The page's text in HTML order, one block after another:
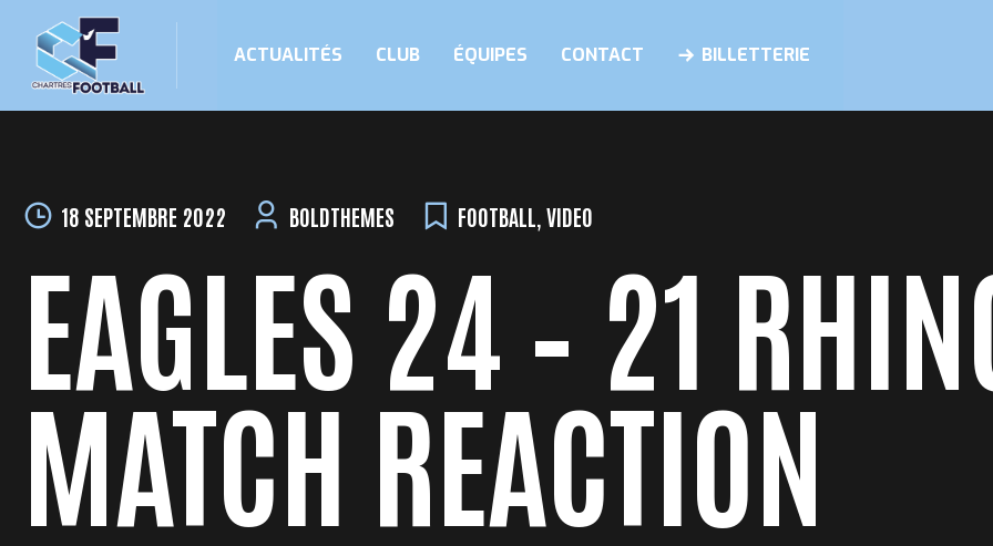
ACTUALITÉS CLUB ÉQUIPES CONTACT BILLETTERIE
18 SEPTEMBRE 2022 BOLDTHEMES FOOTBALL VIDEO
EAGLES 24 – 21
MATCH REACTION